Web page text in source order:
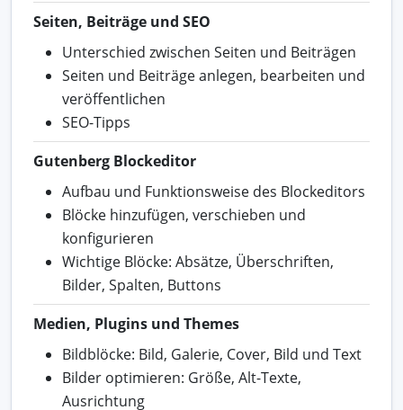
Seiten, Beiträge und SEO
Unterschied zwischen Seiten und Beiträgen
Seiten und Beiträge anlegen, bearbeiten und
veröffentlichen
SEO-Tipps
Gutenberg Blockeditor
Aufbau und Funktionsweise des Blockeditors
Blöcke hinzufügen, verschieben und
konfigurieren
Wichtige Blöcke: Absätze, Überschriften,
Bilder, Spalten, Buttons
Medien, Plugins und Themes
Bildblöcke: Bild, Galerie, Cover, Bild und Text
Bilder optimieren: Größe, Alt-Texte,
Ausrichtung